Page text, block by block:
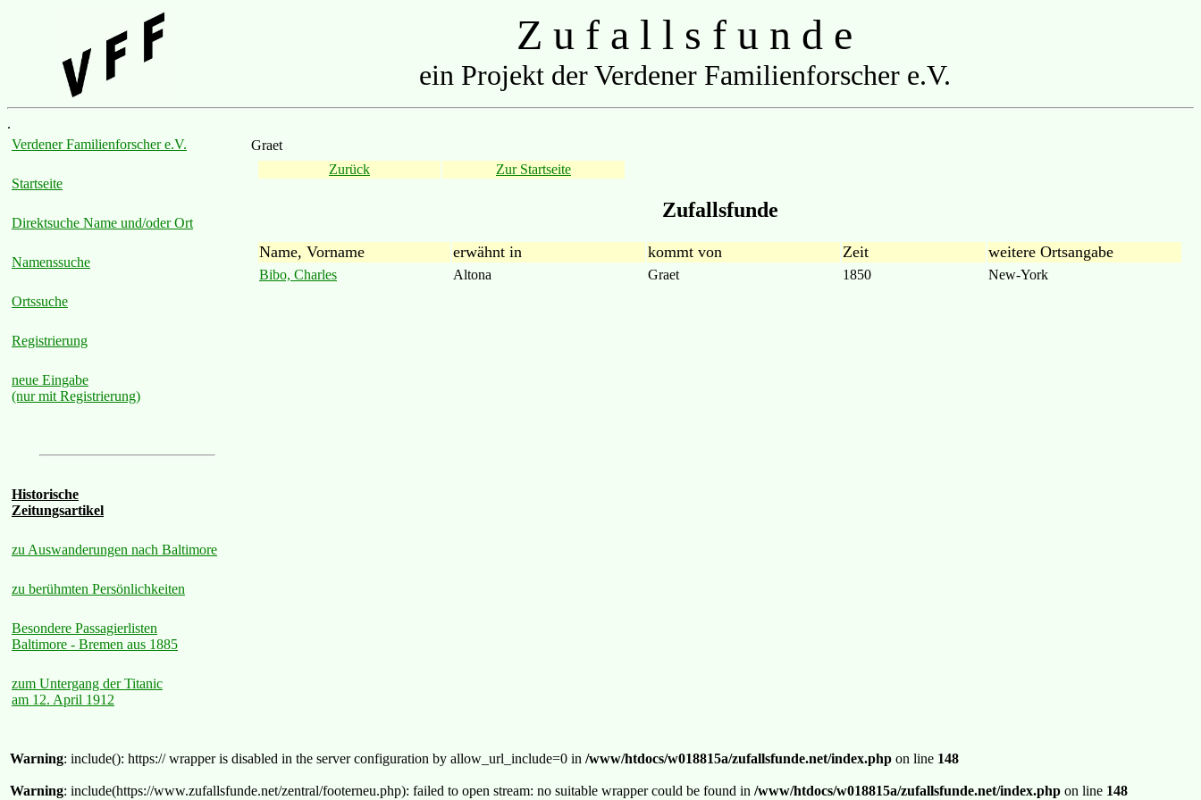
Z u f a l l s f u n d e
ein Projekt der Verdener Familienforscher e.V.
.
Verdener Familienforscher e.V.
Startseite
Direktsuche Name und/oder Ort
Namenssuche
Ortssuche
Registrierung
neue Eingabe
(nur mit Registrierung)
Historische
Zeitungsartikel
zu Auswanderungen nach Baltimore
zu berühmten Persönlichkeiten
Besondere Passagierlisten
Baltimore - Bremen aus 1885
zum Untergang der Titanic
am 12. April 1912
Graet
Zurück
Zur Startseite
Zufallsfunde
Name, Vorname erwähnt in kommt von Zeit weitere Ortsangabe
Bibo, Charles Altona Graet 1850 New-York
Warning: include(): https:// wrapper is disabled in the server configuration by allow_url_include=0 in /www/htdocs/w018815a/zufallsfunde.net/index.php on line 148
Warning: include(https://www.zufallsfunde.net/zentral/footerneu.php): failed to open stream: no suitable wrapper could be found in /www/htdocs/w018815a/zufallsfunde.net/index.php on line 148